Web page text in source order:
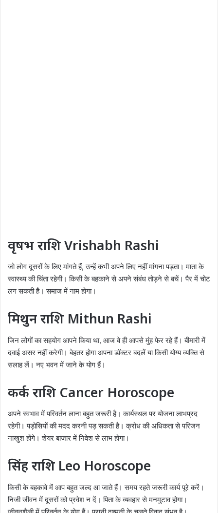
वृषभ राशि Vrishabh Rashi
जो लोग दूसरों के लिए मांगते हैं, उन्हें कभी अपने लिए नहीं मांगना पड़ता। माता के
स्वास्थ्य की चिंता रहेगी। किसी के बहकाने से अपने संबंध तोड़ने से बचें। पैर में चोट
लग सकती है। समाज में नाम होगा।
मिथुन राशि Mithun Rashi
जिन लोगों का सहयोग आपने किया था, आज वे ही आपसे मुंह फेर रहे हैं। बीमारी में
दवाई असर नहीं करेगी। बेहतर होगा अपना डॉक्टर बदलें या किसी योग्य व्यक्ति से
सलाह लें। नए भवन में जाने के योग हैं।
कर्क राशि Cancer Horoscope
अपने स्वभाव में परिवर्तन लाना बहुत जरूरी है। कार्यस्थल पर योजना लाभप्रद
रहेगी। पड़ोसियों की मदद करनी पड़ सकती है। क्रोध की अधिकता से परिजन
नाखुश होंगे। शेयर बाजार में निवेश से लाभ होगा।
सिंह राशि Leo Horoscope
किसी के बहकावे में आप बहुत जल्द आ जाते हैं। समय रहते जरूरी कार्य पूरे करें।
निजी जीवन में दूसरों को प्रवेश न दें। पिता के व्यवहार से मनमुटाव होगा।